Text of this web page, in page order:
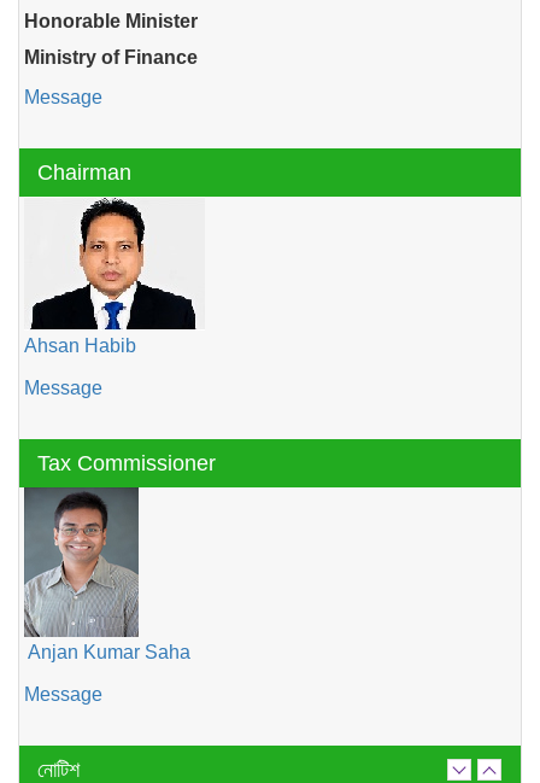
Honorable Minister
Ministry of Finance
Message
Chairman
Ahsan Habib
Message
Tax Commissioner
Anjan Kumar Saha
Message
নোটিশ